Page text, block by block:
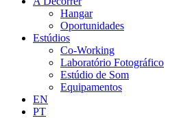
Hangar
Oportunidades
Estúdios
Co-Working
Laboratório Fotográfico
Estúdio de Som
Equipamentos
EN
PT